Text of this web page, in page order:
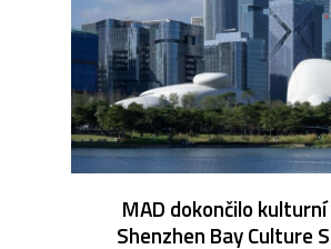
MAD dokončilo
Shenzhen Bay Culture